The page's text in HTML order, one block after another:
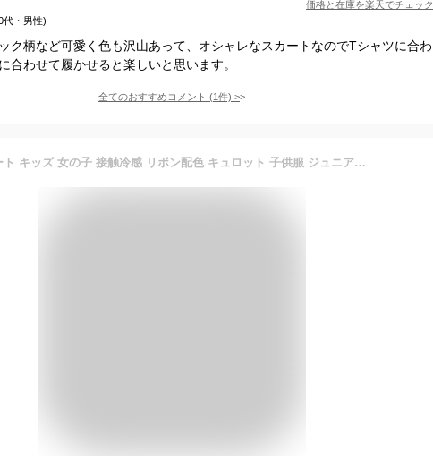
価格と在庫を楽天でチェック
代・男性)
ク柄など可愛く色も沢山あって、オシャレなスカートなのでTシャツに合わ
合わせて履かせると楽しいと思います。
全てのおすすめコメント (1件) >
スカート キッズ 女の子 接触冷感 リボン配色 キュロット 子供服 ジュニア服 夏 ネイビー/ネイビー チェック柄 /ブルー/ブルー系 花柄 身長140/150/160cm ニッセン nissen